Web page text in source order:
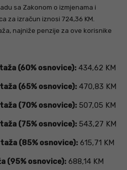
sa Zakonom o izmjenama i
za izračun iznosi 724,36 KM.
najniže penzije za ove korisnike
(60% osnovice): 434,62 KM
(65% osnovice): 470,83 KM
(70% osnovice): 507,05 KM
(75% osnovice): 543,27 KM
(85% osnovice): 615,71 KM
(95% osnovice): 688,14 KM